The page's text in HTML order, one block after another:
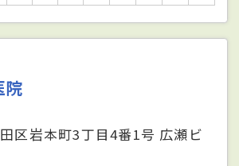
院
区岩本町3丁目4番1号 広瀬ビ